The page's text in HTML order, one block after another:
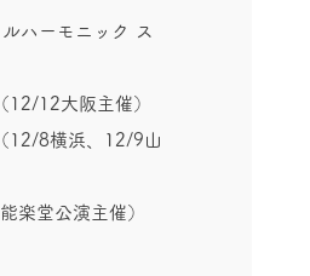
ハーモニック ス
12/12大阪主催）
12/8横浜、12/9山
楽堂公演主催）